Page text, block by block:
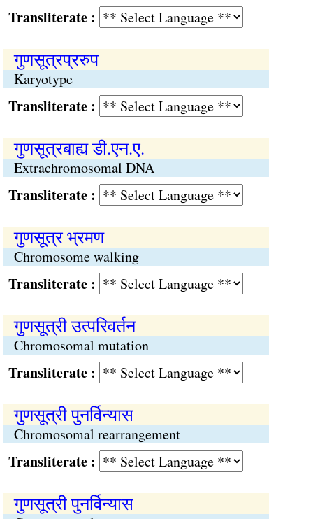
:
गुणसूत्रप्ररुप
Karyotype
:
गुणसूत्रबाह्य डी.एन.ए.
Extrachromosomal DNA
:
गुणसूत्र भ्रमण
Chromosome walking
:
गुणसूत्री उत्परिवर्तन
Chromosomal mutation
:
गुणसूत्री पुनर्विन्यास
Chromosomal rearrangement
:
गुणसूत्री पुनर्विन्यास